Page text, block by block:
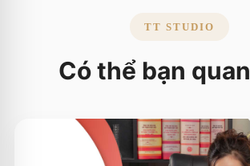
TT STUDIO
Có thể bạn